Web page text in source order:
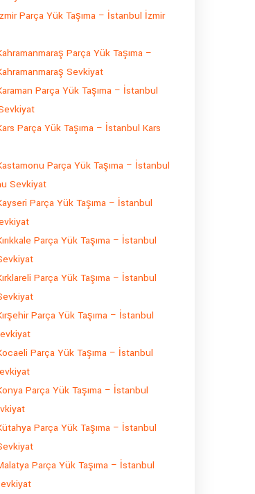
Parça Yük Taşıma – İstanbul İzmir
Parça Yük Taşıma –
Sevkiyat
Parça Yük Taşıma – İstanbul
Parça Yük Taşıma – İstanbul Kars
Parça Yük Taşıma – İstanbul
Sevkiyat
Parça Yük Taşıma – İstanbul
Parça Yük Taşıma – İstanbul
Parça Yük Taşıma – İstanbul
Parça Yük Taşıma – İstanbul
Parça Yük Taşıma – İstanbul
Parça Yük Taşıma – İstanbul
Parça Yük Taşıma – İstanbul
Parça Yük Taşıma – İstanbul